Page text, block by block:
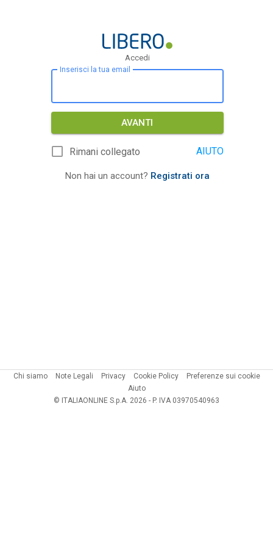
Accedi
Inserisci la tua email
AVANTI
Rimani collegato AIUTO
Non hai un account? Registrati ora
Chi siamo Note Legali Privacy Cookie Policy
Preferenze sui cookie
Aiuto
© ITALIAONLINE S.p.A. 2026 - P. IVA 03970540963